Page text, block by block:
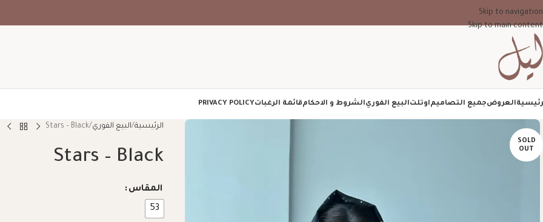
Skip to navigation
Skip to main content
العروضجميع التصاميماوتلتالبيع الفوريالشروط و الاحكامقائمة الرغباتPRIVACY POLICY
SOLD
OUT
الرئيسية البيع الفوري Stars – Black
Stars – Black
المقاس
53